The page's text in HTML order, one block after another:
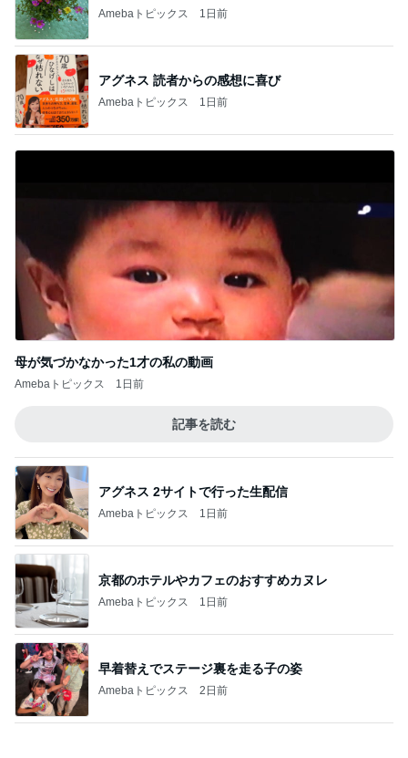
Amebaトピックス 1日前
アグネス 読者からの感想に喜び
Amebaトピックス 1日前
母が気づかなかった1才の私の動画
Amebaトピックス 1日前
記事を読む
アグネス 2サイトで行った生配信
Amebaトピックス 1日前
京都のホテルやカフェのおすすめカヌレ
Amebaトピックス 1日前
早着替えでステージ裏を走る子の姿
Amebaトピックス 2日前